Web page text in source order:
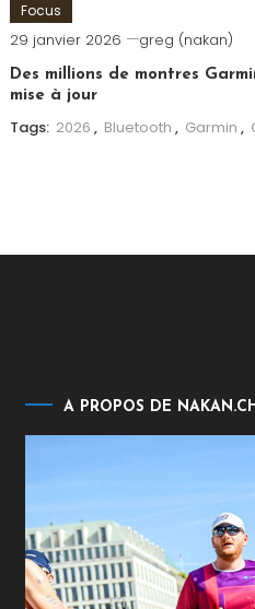
Focus
29 janvier 2026 greg (nakan)
Des millions de montres
mise à jour
Tags: 2026 , Bluetooth , Garmin ,
A PROPOS DE